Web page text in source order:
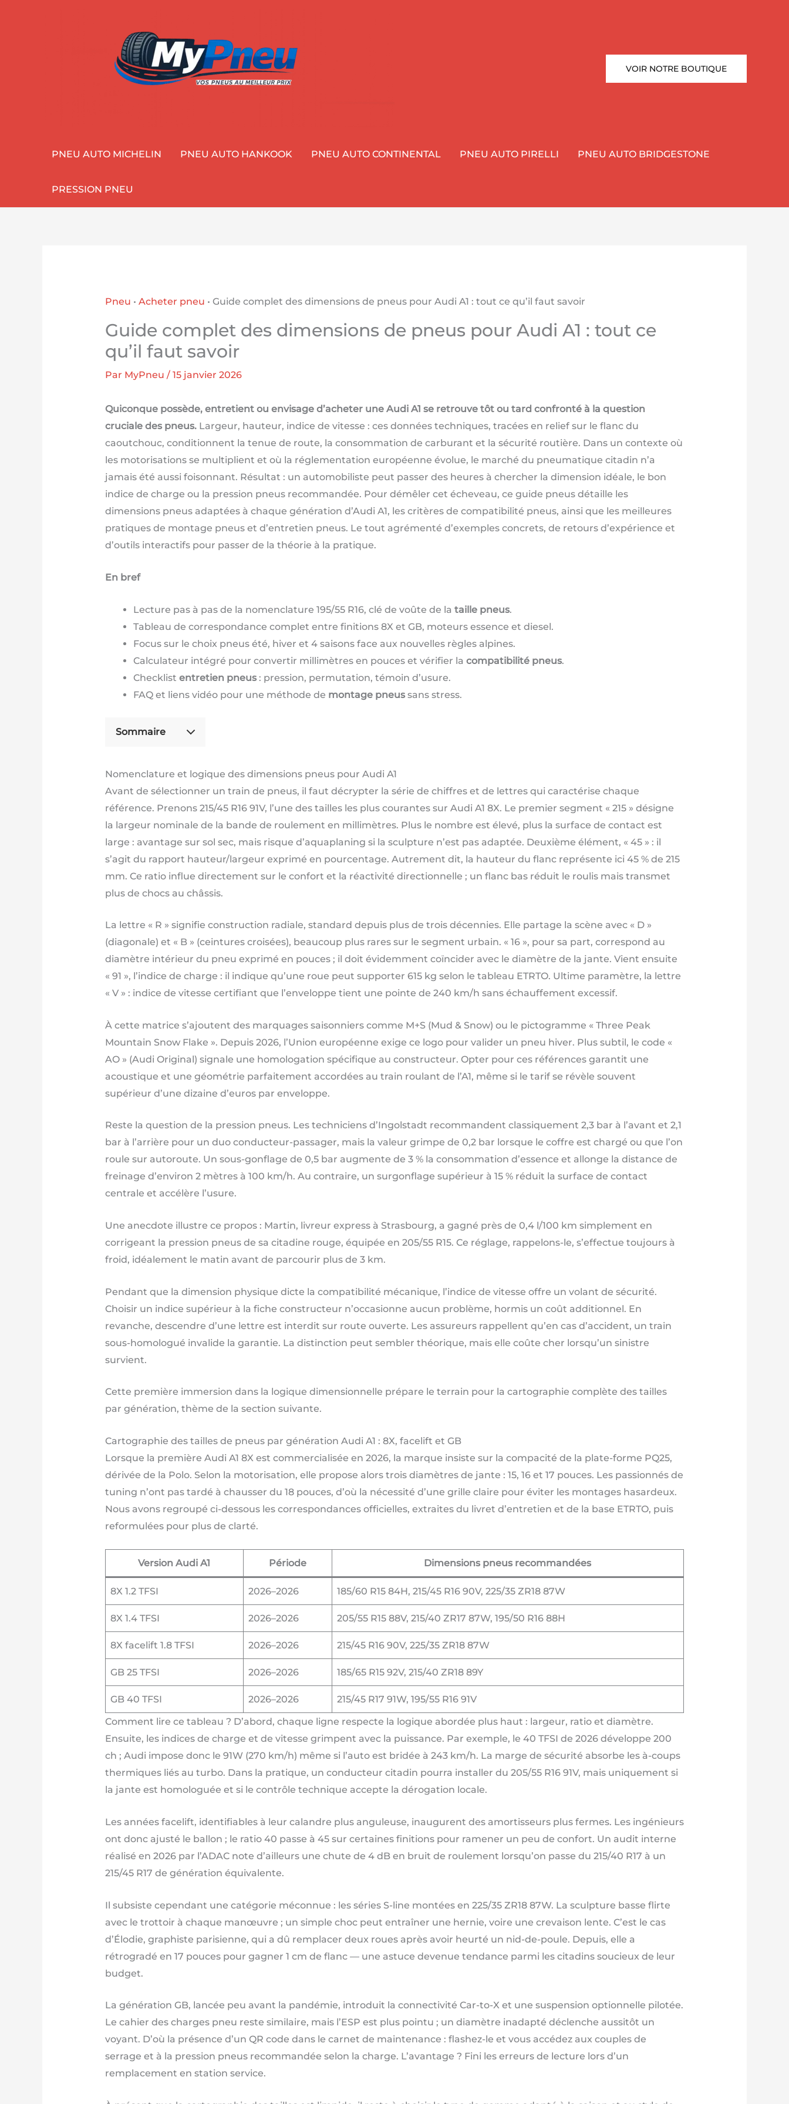
VOIR NOTRE BOUTIQUE
PNEU AUTO MICHELIN PNEU AUTO HANKOOK PNEU AUTO CONTINENTAL PNEU AUTO PIRELLI PNEU AUTO BRIDGESTONE
PRESSION PNEU
Pneu • Acheter pneu • Guide complet des dimensions de pneus pour Audi A1 : tout ce qu’il faut savoir
Guide complet des dimensions de pneus pour Audi A1 : tout ce
qu’il faut savoir
Par MyPneu / 15 janvier 2026
Quiconque possède, entretient ou envisage d’acheter une Audi A1 se retrouve tôt ou tard confronté à la question
cruciale des pneus.Largeur, hauteur, indice de vitesse : ces données techniques, tracées en relief sur le flanc du
caoutchouc, conditionnent la tenue de route, la consommation de carburant et la sécurité routière. Dans un contexte où
les motorisations se multiplient et où la réglementation européenne évolue, le marché du pneumatique citadin n’a
jamais été aussi foisonnant. Résultat : un automobiliste peut passer des heures à chercher la dimension idéale, le bon
indice de charge ou la pression pneus recommandée. Pour démêler cet écheveau, ce guide pneus détaille les
dimensions pneus adaptées à chaque génération d’Audi A1, les critères de compatibilité pneus, ainsi que les meilleures
pratiques de montage pneus et d’entretien pneus. Le tout agrémenté d’exemples concrets, de retours d’expérience et
d’outils interactifs pour passer de la théorie à la pratique.
En bref
Lecture pas à pas de la nomenclature 195/55 R16, clé de voûte de la taille pneus.
Tableau de correspondance complet entre finitions 8X et GB, moteurs essence et diesel.
Focus sur le choix pneus été, hiver et 4 saisons face aux nouvelles règles alpines.
Calculateur intégré pour convertir millimètres en pouces et vérifier la compatibilité pneus.
Checklist entretien pneus: pression, permutation, témoin d’usure.
FAQ et liens vidéo pour une méthode de montage pneussans stress.
Sommaire
Nomenclature et logique des dimensions pneus pour Audi A1
Avant de sélectionner un train de pneus, il faut décrypter la série de chiffres et de lettres qui caractérise chaque
référence. Prenons 215/45 R16 91V, l’une des tailles les plus courantes sur Audi A1 8X. Le premier segment « 215 » désigne
la largeur nominale de la bande de roulement en millimètres. Plus le nombre est élevé, plus la surface de contact est
large : avantage sur sol sec, mais risque d’aquaplaning si la sculpture n’est pas adaptée. Deuxième élément, « 45 » : il
s’agit du rapport hauteur/largeur exprimé en pourcentage. Autrement dit, la hauteur du flanc représente ici 45 % de 215
mm. Ce ratio influe directement sur le confort et la réactivité directionnelle ; un flanc bas réduit le roulis mais transmet
plus de chocs au châssis.
La lettre « R » signifie construction radiale, standard depuis plus de trois décennies. Elle partage la scène avec « D »
(diagonale) et « B » (ceintures croisées), beaucoup plus rares sur le segment urbain. « 16 », pour sa part, correspond au
diamètre intérieur du pneu exprimé en pouces ; il doit évidemment coïncider avec le diamètre de la jante. Vient ensuite
« 91 », l’indice de charge : il indique qu’une roue peut supporter 615 kg selon le tableau ETRTO. Ultime paramètre, la lettre
« V » : indice de vitesse certifiant que l’enveloppe tient une pointe de 240 km/h sans échauffement excessif.
À cette matrice s’ajoutent des marquages saisonniers comme M+S (Mud & Snow) ou le pictogramme « Three Peak
Mountain Snow Flake ». Depuis 2026, l’Union européenne exige ce logo pour valider un pneu hiver. Plus subtil, le code «
AO » (Audi Original) signale une homologation spécifique au constructeur. Opter pour ces références garantit une
acoustique et une géométrie parfaitement accordées au train roulant de l’A1, même si le tarif se révèle souvent
supérieur d’une dizaine d’euros par enveloppe.
Reste la question de la pression pneus. Les techniciens d’Ingolstadt recommandent classiquement 2,3 bar à l’avant et 2,1
bar à l’arrière pour un duo conducteur-passager, mais la valeur grimpe de 0,2 bar lorsque le coffre est chargé ou que l’on
roule sur autoroute. Un sous-gonflage de 0,5 bar augmente de 3 % la consommation d’essence et allonge la distance de
freinage d’environ 2 mètres à 100 km/h. Au contraire, un surgonflage supérieur à 15 % réduit la surface de contact
centrale et accélère l’usure.
Une anecdote illustre ce propos : Martin, livreur express à Strasbourg, a gagné près de 0,4 l/100 km simplement en
corrigeant la pression pneus de sa citadine rouge, équipée en 205/55 R15. Ce réglage, rappelons-le, s’effectue toujours à
froid, idéalement le matin avant de parcourir plus de 3 km.
Pendant que la dimension physique dicte la compatibilité mécanique, l’indice de vitesse offre un volant de sécurité.
Choisir un indice supérieur à la fiche constructeur n’occasionne aucun problème, hormis un coût additionnel. En
revanche, descendre d’une lettre est interdit sur route ouverte. Les assureurs rappellent qu’en cas d’accident, un train
sous-homologué invalide la garantie. La distinction peut sembler théorique, mais elle coûte cher lorsqu’un sinistre
survient.
Cette première immersion dans la logique dimensionnelle prépare le terrain pour la cartographie complète des tailles
par génération, thème de la section suivante.
Cartographie des tailles de pneus par génération Audi A1 : 8X, facelift et GB
Lorsque la première Audi A1 8X est commercialisée en 2026, la marque insiste sur la compacité de la plate-forme PQ25,
dérivée de la Polo. Selon la motorisation, elle propose alors trois diamètres de jante : 15, 16 et 17 pouces. Les passionnés de
tuning n’ont pas tardé à chausser du 18 pouces, d’où la nécessité d’une grille claire pour éviter les montages hasardeux.
Nous avons regroupé ci-dessous les correspondances officielles, extraites du livret d’entretien et de la base ETRTO, puis
reformulées pour plus de clarté.
Version Audi A1 Période Dimensions pneus recommandées
8X 1.2 TFSI 2026–2026 185/60 R15 84H, 215/45 R16 90V, 225/35 ZR18 87W
8X 1.4 TFSI 2026–2026 205/55 R15 88V, 215/40 ZR17 87W, 195/50 R16 88H
8X facelift 1.8 TFSI 2026–2026 215/45 R16 90V, 225/35 ZR18 87W
GB 25 TFSI 2026–2026 185/65 R15 92V, 215/40 ZR18 89Y
GB 40 TFSI 2026–2026
215/45 R17 91W, 195/55 R16 91V
Comment lire ce tableau ? D’abord, chaque ligne respecte la logique abordée plus haut : largeur, ratio et diamètre.
Ensuite, les indices de charge et de vitesse grimpent avec la puissance. Par exemple, le 40 TFSI de 2026 développe 200
ch ; Audi impose donc le 91W (270 km/h) même si l’auto est bridée à 243 km/h. La marge de sécurité absorbe les à-coups
thermiques liés au turbo. Dans la pratique, un conducteur citadin pourra installer du 205/55 R16 91V, mais uniquement si
la jante est homologuée et si le contrôle technique accepte la dérogation locale.
Les années facelift, identifiables à leur calandre plus anguleuse, inaugurent des amortisseurs plus fermes. Les ingénieurs
ont donc ajusté le ballon ; le ratio 40 passe à 45 sur certaines finitions pour ramener un peu de confort. Un audit interne
réalisé en 2026 par l’ADAC note d’ailleurs une chute de 4 dB en bruit de roulement lorsqu’on passe du 215/40 R17 à un
215/45 R17 de génération équivalente.
Il subsiste cependant une catégorie méconnue : les séries S-line montées en 225/35 ZR18 87W. La sculpture basse flirte
avec le trottoir à chaque manœuvre ; un simple choc peut entraîner une hernie, voire une crevaison lente. C’est le cas
d’Élodie, graphiste parisienne, qui a dû remplacer deux roues après avoir heurté un nid-de-poule. Depuis, elle a
rétrogradé en 17 pouces pour gagner 1 cm de flanc — une astuce devenue tendance parmi les citadins soucieux de leur
budget.
La génération GB, lancée peu avant la pandémie, introduit la connectivité Car-to-X et une suspension optionnelle pilotée.
Le cahier des charges pneu reste similaire, mais l’ESP est plus pointu ; un diamètre inadapté déclenche aussitôt un
voyant. D’où la présence d’un QR code dans le carnet de maintenance : flashez-le et vous accédez aux couples de
serrage et à la pression pneus recommandée selon la charge. L’avantage ? Fini les erreurs de lecture lors d’un
remplacement en station service.